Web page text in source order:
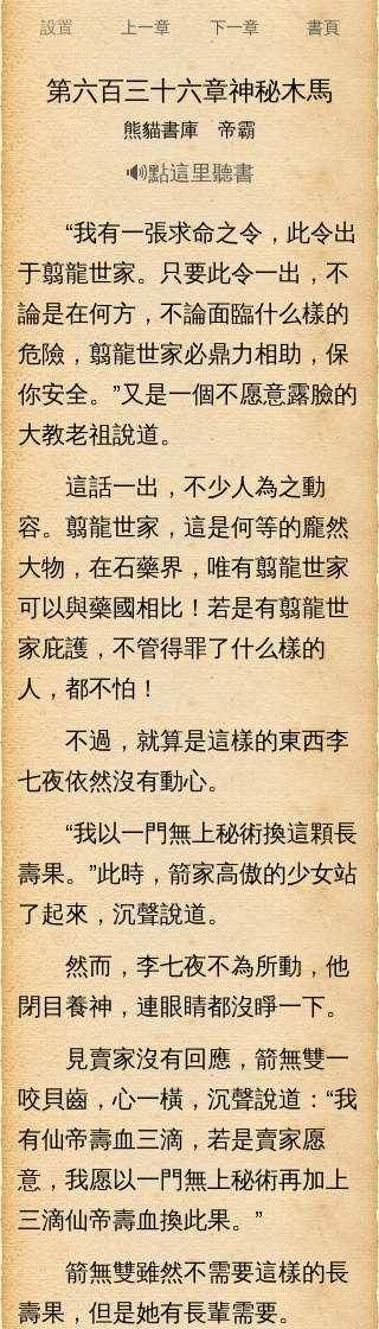
設置 上一章 下一章 書頁
第六百三十六章神秘木馬
熊貓書庫 帝霸
🔊點這里聽書
“我有一張求命之令，此令出
于翦龍世家。只要此令一出，不
論是在何方，不論面臨什么樣的
危險，翦龍世家必鼎力相助，保
你安全。”又是一個不愿意露臉的
大教老祖說道。
這話一出，不少人為之動
容。翦龍世家，這是何等的龐然
大物，在石藥界，唯有翦龍世家
可以與藥國相比！若是有翦龍世
家庇護，不管得罪了什么樣的
人，都不怕！
不過，就算是這樣的東西李
七夜依然沒有動心。
“我以一門無上秘術換這顆長
壽果。”此時，箭家高傲的少女站
了起來，沉聲說道。
然而，李七夜不為所動，他
閉目養神，連眼睛都沒睜一下。
見賣家沒有回應，箭無雙一
咬貝齒，心一橫，沉聲說道：“我
有仙帝壽血三滴，若是賣家愿
意，我愿以一門無上秘術再加上
三滴仙帝壽血換此果。”
箭無雙雖然不需要這樣的長
壽果，但是她有長輩需要。